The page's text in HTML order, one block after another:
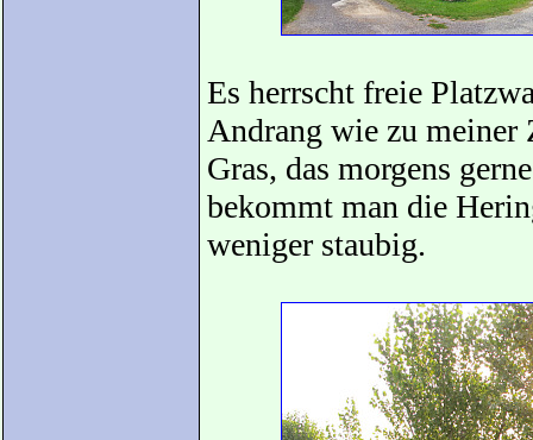
Es herrscht freie
Andrang wie zu meiner
Gras, das morgens
bekommt man die
weniger staubig.